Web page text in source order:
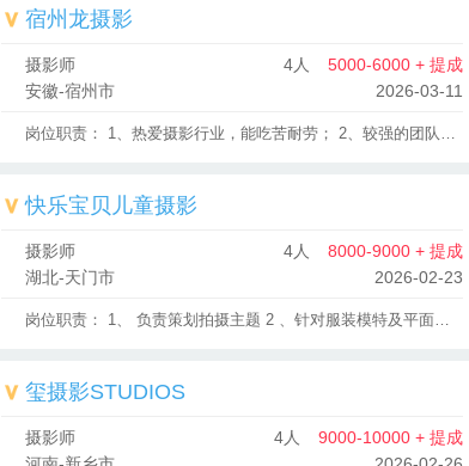
宿州龙摄影
摄影师 4人
5000-6000 + 提成
安徽-宿州市
2026-03-11
岗位职责： 1、热爱摄影行业，能吃苦耐劳； 2、较强的团队精神； 3、有较强的创新能力。 岗位要求： 1、有一定的PS功底； 2、有一定的工作经验； 3、客户沟通能力强； 4、执行力强。
快乐宝贝儿童摄影
摄影师 4人
8000-9000 + 提成
湖北-天门市
2026-02-23
岗位职责： 1、 负责策划拍摄主题 2 、针对服装模特及平面进行拍摄 3 、负责修片，整理及分类 任职资格： 1、有拍摄经验优先，热爱摄影，时尚触觉敏锐 2、有较强的美术功底，对色彩感觉强烈，视觉表达方面有个人独特观点， 3、熟练使用Photoshop 进行数码照片后期处理 4、工作认真细致，有责任感，注重效率。 包吃住，有意者可直接电话联系！
玺摄影STUDIOS
摄影师 4人
9000-10000 + 提成